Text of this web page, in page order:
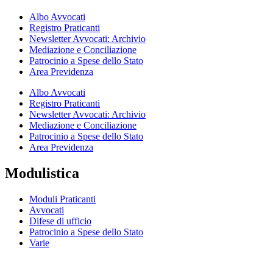
Albo Avvocati
Registro Praticanti
Newsletter Avvocati: Archivio
Mediazione e Conciliazione
Patrocinio a Spese dello Stato
Area Previdenza
Albo Avvocati
Registro Praticanti
Newsletter Avvocati: Archivio
Mediazione e Conciliazione
Patrocinio a Spese dello Stato
Area Previdenza
Modulistica
Moduli Praticanti
Avvocati
Difese di ufficio
Patrocinio a Spese dello Stato
Varie